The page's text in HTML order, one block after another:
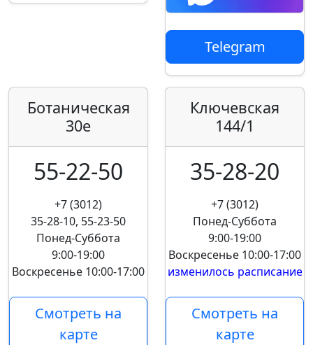
Telegram
Ботаническая
30е
55-22-50
+7 (3012)
35-28-10, 55-23-50
Понед-Суббота
9:00-19:00
Воскресенье 10:00-17:00
Смотреть на
карте
Ключевская
144/1
35-28-20
+7 (3012)
Понед-Суббота
9:00-19:00
Воскресенье 10:00-17:00
изменилось расписание
Смотреть на
карте